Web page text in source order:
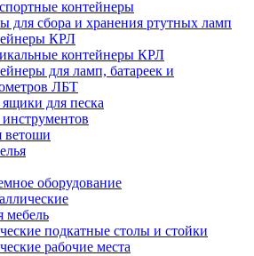
контейнеры
для сбора и хранения ртутных ламп
КРЛ
контейнеры КРЛ
для ламп, батареек и
ЛБТ
для песка
ветоши
оборудование
мебель
подкатные столы и стойки
рабочие места